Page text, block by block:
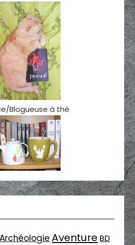
Blogueuse à thé
Archéologie Aventure BD